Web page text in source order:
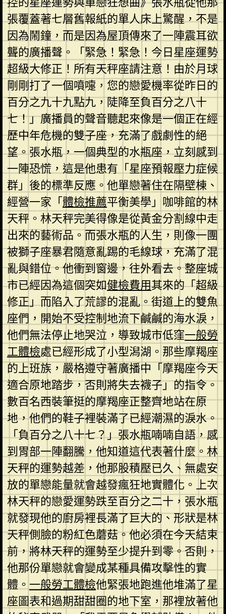
張覆蓋著七層舊報紙的單人床上驚醒，不是
因為鬧鐘，而是因為屋頂傳來了一陣震耳欲
聾的廣播聲。「緊急！緊急！今日星座運勢
超級大修正！所有天秤座請注意！由於月球
剛剛打了一個噴嚏，您的戀愛機率從昨日的
百分之九十九點九，陡降至負百分之八十
七！」廣播員的聲音聽起來像是一個正在經
歷中年危機的雙子座，充滿了戲劇性的絕
望。張水瓶，一個典型的水瓶座，立刻感到
一陣恐慌，這是他患有「星座預報壓力症候
群」後的標準反應。他單戀著住在隔壁棟、
經營一家「體檢推薦平衡美學」咖啡館的林
天秤。林天秤完美得像是從黃金分割線中走
出來的藝術品。而張水瓶的人生，則像一團
被獅子座暴君隨意亂踢的毛線球，充滿了混
亂與錯位。他衝到窗邊，往外看去。整座城
市已經因為這個突如健檢費用其來的「超級
修正」而陷入了荒謬的混亂。街道上的雙魚
座們，開始不受控制地流下鹹鹹的海水淚，
他們無法停止地哭泣，導致城市低窪一般勞
工體檢處已經形成了小型潟湖。那些摩羯座
的上班族，嚴格遵守著廣播中「摩羯座今天
適合原地踏步，否則將失去襪子」的指令。
數百名西裝筆挺的摩羯座正整齊地站在原
地，他們的鞋子裡裝滿了已經潮濕的淚水。
「負百分之八十七？」張水瓶喃喃自語，感
到胃部一陣翻騰，他知道這代表著什麼。林
天秤的運勢越差，他那股積壓已久、無處安
放的單戀能量就會越發瘋狂地實體化。上次
林天秤的戀愛運勢跌至百分之二十，張水瓶
就發現他的廚房裡長滿了巨大的、形狀是林
天秤側臉的粉紅色蘑菇。他必須在今天結束
前，將林天秤的運勢至少提升到零。否則，
他那份單戀就會變成某種具備攻擊性的實
體。一般勞工體檢他緊張地跑進他堆滿了星
座圖表和過期甜甜圈的地下室，那裡放著他